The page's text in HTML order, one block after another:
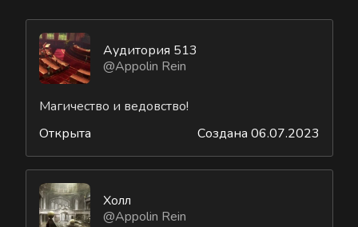
Аудитория 513
@Appolin Rein
Магичество и ведовство!
Открыта
Создана 06.07.2023
Холл
@Appolin Rein